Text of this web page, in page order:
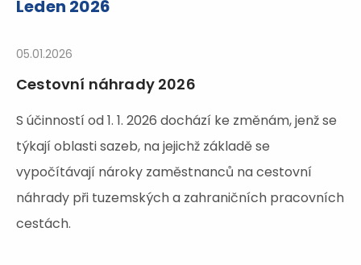
Leden 2026
05.01.2026
Cestovní náhrady 2026
S účinností od 1. 1. 2026 dochází ke změnám, jenž se
týkají oblasti sazeb, na jejichž základě se
vypočítávají nároky zaměstnanců na cestovní
náhrady při tuzemských a zahraničních pracovních
cestách.